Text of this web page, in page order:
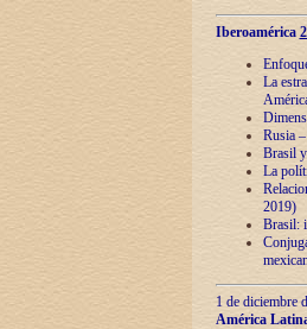
Iberoamérica
La
Rusia
Brasil
La
2019)
Brasil:
1 de diciembre
América